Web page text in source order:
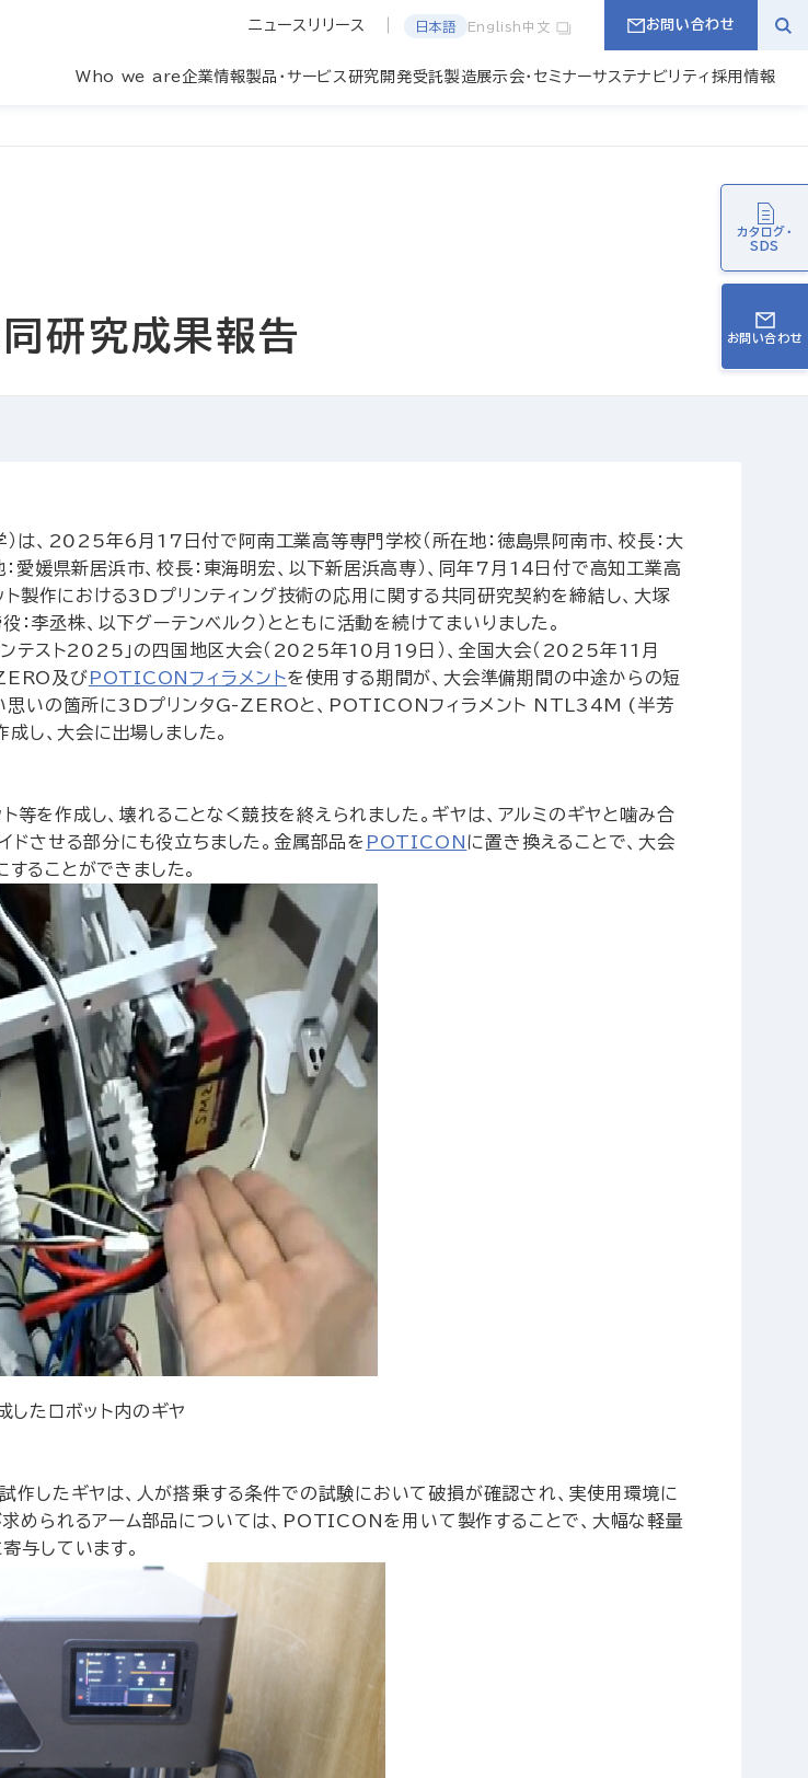
ニュースリリース 日本語 English 中文 お問い合わせ
Who we are企業情報製品・サービス 研究開発受託製造展示会・セミナーサステナビリティ 採用情報
カタログ・
SDS
お問い合わせ
研究成果報告
）は、2025年6月17日付で阿南工業高等専門学校（所在地：徳島県阿南市、校長：大
愛媛県新居浜市、校長：東海明宏、以下新居浜高専）、同年7月14日付で高知工業高
ト製作における3Dプリンティング技術の応用に関する共同研究契約を締結し、大塚
役：李丞株、以下グーテンベルク）とともに活動を続けてまいりました。
ンテスト2025」の四国地区大会（2025年10月19日）、全国大会（2025年11月
及び POTICONフィラメントを使用する期間が、大会準備期間の中途からの短
い思いの箇所に3DプリンタG-ZEROと、POTICONフィラメント NTL34M (半芳
、大会に出場しました。
作成し、壊れることなく競技を終えられました。ギヤは、アルミのギヤと噛み合
ドさせる部分にも役立ちました。金属部品を POTICON に置き換えることで、大会
ことができました。
したロボット内のギヤ
したギヤは、人が搭乗する条件での試験において破損が確認され、実使用環境に
められるアーム部品については、POTICONを用いて製作することで、大幅な軽量
与しています。